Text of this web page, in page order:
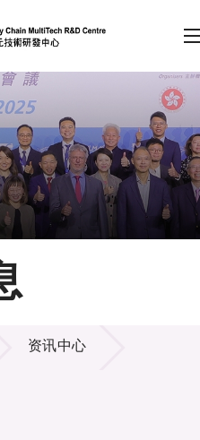
车键）
会员登录
A EN 繁 简
资讯中心